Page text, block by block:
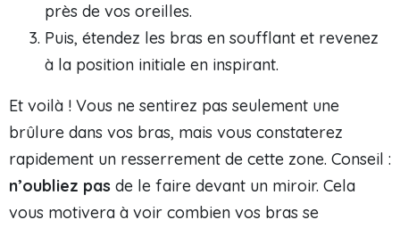
près de vos oreilles.
Puis, étendez les bras en soufflant et revenez
à la position initiale en inspirant.
Et voilà ! Vous ne sentirez pas seulement une
brûlure dans vos bras, mais vous constaterez
rapidement un resserrement de cette zone. Conseil :
n’oubliez pas de le faire devant un miroir. Cela
vous motivera à voir combien vos bras se